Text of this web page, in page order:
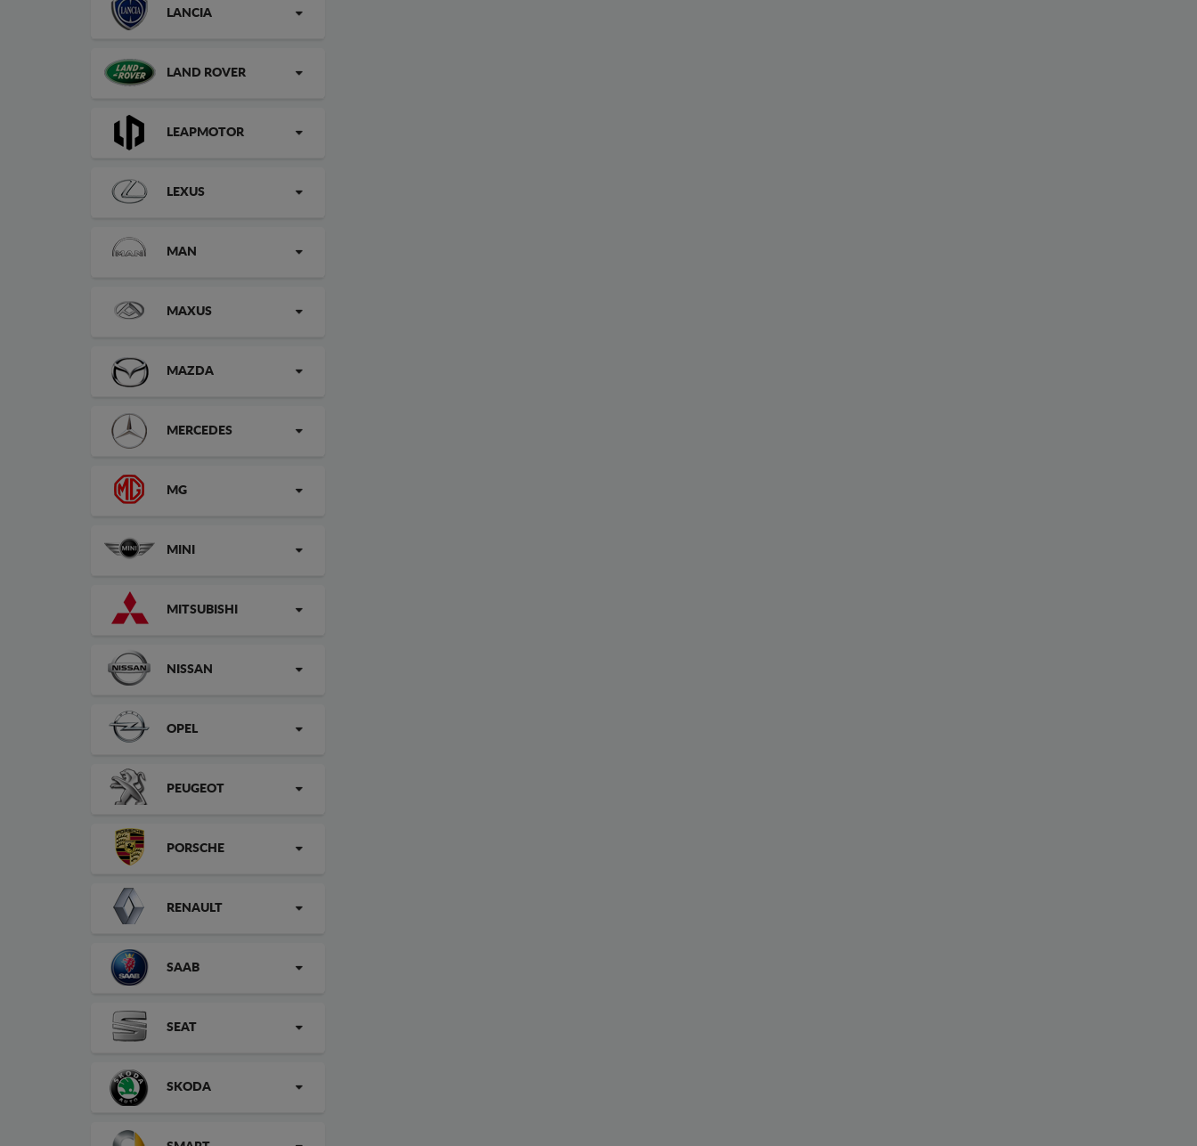
LANCIA
LAND ROVER
LEAPMOTOR
LEXUS
MAN
MAXUS
MAZDA
MERCEDES
MG
MINI
MITSUBISHI
NISSAN
OPEL
PEUGEOT
PORSCHE
RENAULT
SAAB
SEAT
SKODA